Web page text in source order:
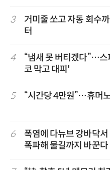
3
거미줄 쏘고 자동 회수
터
4
“냄새 못 버티겠다”…스
코 막고 대피'
5 “시간당 4만원”…휴머
6
폭염에 다뉴브 강바닥
폭파해 물길까지 바꾼다